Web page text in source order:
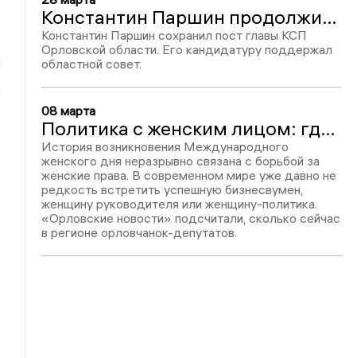
Константин Паршин продолжит возглавлять областную КСП
Константин Паршин сохранил пост главы КСП
Орловской области. Его кандидатуру поддержал
областной совет.
08 марта
Политика с женским лицом: где орловчанкам удалось «захватить» местные парламенты
История возникновения Международного
женского дня неразрывно связана с борьбой за
женские права. В современном мире уже давно не
редкость встретить успешную бизнесвумен,
женщину руководителя или женщину-политика.
«Орловские новости» подсчитали, сколько сейчас
в регионе орловчанок-депутатов.